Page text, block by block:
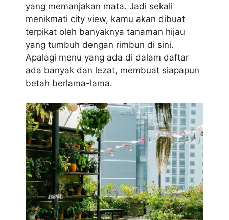
yang memanjakan mata. Jadi sekali
menikmati city view, kamu akan dibuat
terpikat oleh banyaknya tanaman hijau
yang tumbuh dengan rimbun di sini.
Apalagi menu yang ada di dalam daftar
ada banyak dan lezat, membuat siapapun
betah berlama-lama.